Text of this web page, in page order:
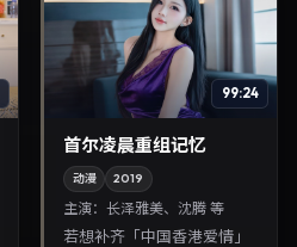
99:24
首尔凌晨重组记忆
动漫 2019
主演：长泽雅美、沈腾 等
若想补齐「中国香港爱情」